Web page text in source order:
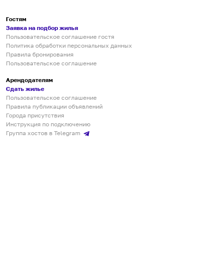
Гостям
Заявка на подбор жилья
Пользовательское соглашение гостя
Политика обработки персональных данных
Правила бронирования
Пользовательское соглашение
Арендодателям
Сдать жилье
Пользовательское соглашение
Правила публикации объявлений
Города присутствия
Инструкция по подключению
Группа хостов в Telegram